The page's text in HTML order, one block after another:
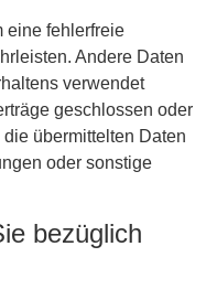
eine fehlerfreie
Andere Daten
verwendet
geschlossen oder
übermittelten Daten
oder sonstige
bezüglich